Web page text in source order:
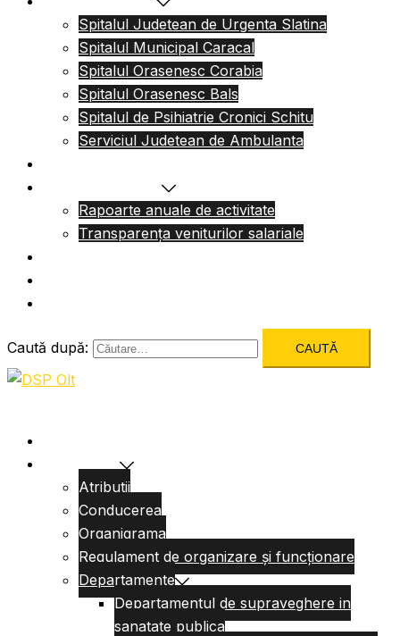
Spitalul Judetean de Urgenta Slatina
Spitalul Municipal Caracal
Spitalul Orasenesc Corabia
Spitalul Orasenesc Bals
Spitalul de Psihiatrie Cronici Schitu
Serviciul Judetean de Ambulanta
Rapoarte anuale de activitate
Transparența veniturilor salariale
Caută după:
Atributii
Conducerea
Organigrama
Regulament de organizare și funcționare
Departamente
Departamentul de supraveghere in
sanatate publica